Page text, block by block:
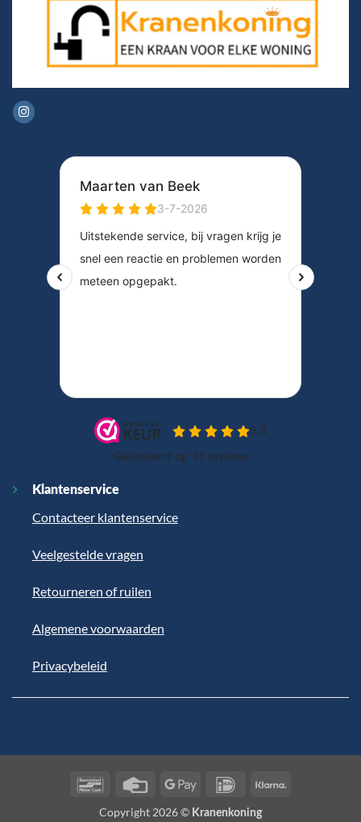
Klantenservice
Contacteer klantenservice
Veelgestelde vragen
Retourneren of ruilen
Algemene voorwaarden
Privacybeleid
BancontactCredit
Google
IDeal
Copyright 2026 © Kranenkoning